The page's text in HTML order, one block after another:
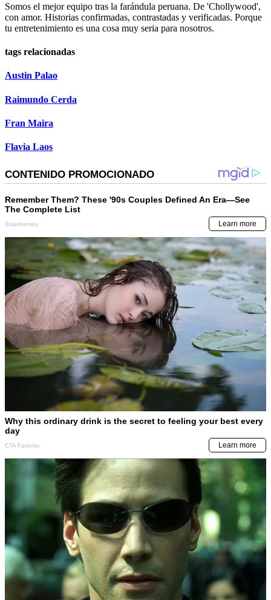
Somos el mejor equipo tras la farándula peruana. De 'Chollywood',
con amor. Historias confirmadas, contrastadas y verificadas. Porque
tu entretenimiento es una cosa muy seria para nosotros.
tags relacionadas
Austin Palao
Raimundo Cerda
Fran Maira
Flavia Laos